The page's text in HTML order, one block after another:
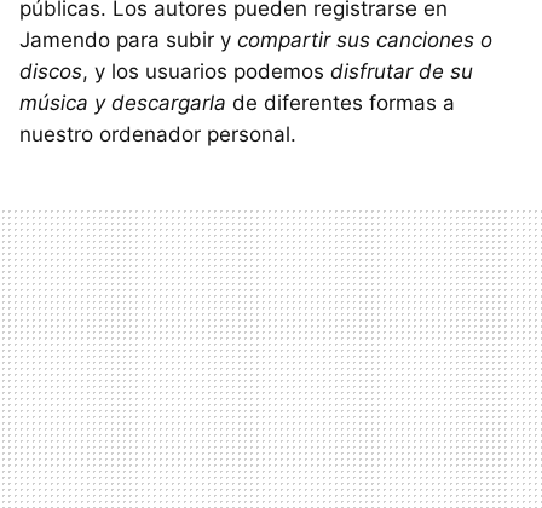
públicas. Los autores pueden registrarse en
Jamendo para subir y compartir sus canciones o
discos, y los usuarios podemos disfrutar de su
música y descargarla de diferentes formas a
nuestro ordenador personal.